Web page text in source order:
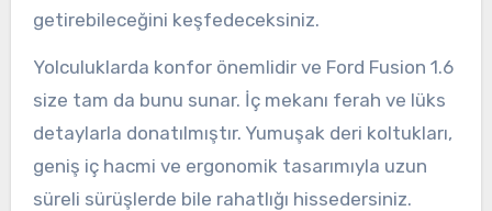
getirebileceğini keşfedeceksiniz.
Yolculuklarda konfor önemlidir ve Ford Fusion 1.6
size tam da bunu sunar. İç mekanı ferah ve lüks
detaylarla donatılmıştır. Yumuşak deri koltukları,
geniş iç hacmi ve ergonomik tasarımıyla uzun
süreli sürüşlerde bile rahatlığı hissedersiniz.